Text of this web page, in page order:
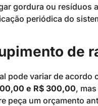
gordura ou resíduos
periódica do
de
pode variar de acordo
e R$ 300,00,
peça um orçamento